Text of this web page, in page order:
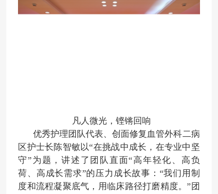
凡人微光，铿锵回响
优秀护理团队代表、创面修复血管外科二病
区护士长陈智敏以“在挑战中成长，在专业中坚
守”为题，讲述了团队直面“高年轻化、高负
荷、高成长需求”的压力成长故事：“我们用制
度和流程凝聚底气，用临床路径打磨精度。”团